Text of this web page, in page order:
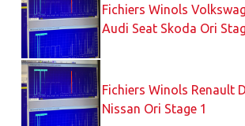
Fichiers Winols
Audi Seat Skoda Ori
Fichiers Winols Renault
Nissan Ori Stage 1